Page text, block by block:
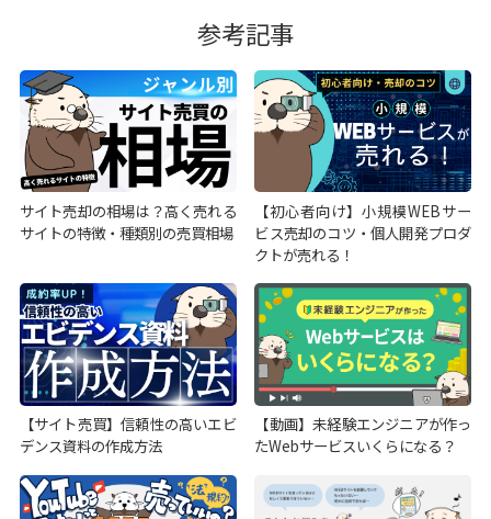
参考記事
サイト売却の相場は？高く売れる
サイトの特徴・種類別の売買相場
【初心者向け】小規模WEBサー
ビス売却のコツ・個人開発プロダ
クトが売れる！
【サイト売買】信頼性の高いエビ
デンス資料の作成方法
【動画】未経験エンジニアが作っ
たWebサービスいくらになる？